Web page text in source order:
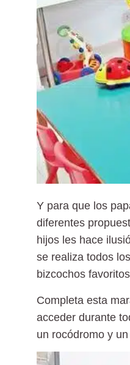
Y para que los
diferentes
hijos les hace
se realiza todos
bizcochos
Completa esta
acceder durante
un rocódromo y